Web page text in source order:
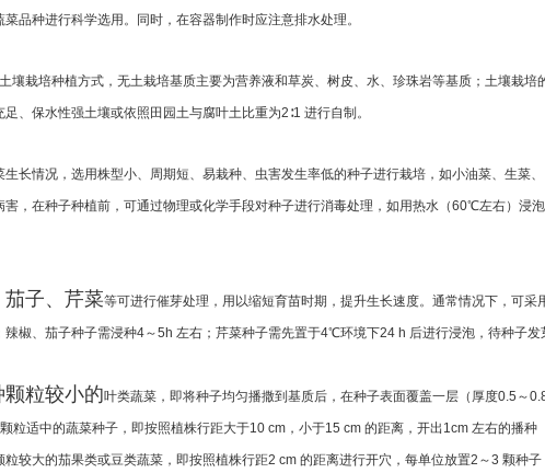
菜品种进行科学选用。同时，在容器制作时应注意排水处理。
壤栽培种植方式，无土栽培基质主要为营养液和草炭、树皮、水、珍珠岩等基质；土壤栽培
足、保水性强土壤或依照田园土与腐叶土比重为2∶1 进行自制。
长情况，选用株型小、周期短、 易栽种、虫害发生率低的种子进行栽培，如小油菜、 生菜、
害，在种子种植前，可通过物理或化学手段对种子进行消毒处理，如用热水（60℃左右）浸泡
子、芹菜等可进行催芽处理，用以缩短育苗时期，提升生长速度。通常情况下，可采
椒、茄子种子需浸种4～5 h 左右；芹菜种子需先置于4℃环境下24 h 后进行浸泡，待种子发
粒较小的叶类蔬菜，即将种子均匀播撒到基质后，在种子表面覆盖一层（厚度0.5～
粒适中的蔬菜种子，即按照植株行距大于10 cm，小于15 cm 的距离，开出1cm 左右的播种
较大的茄果类或豆类蔬菜， 即按照植株行距2 cm 的距离进行开穴，每单位放置2～3 颗种子